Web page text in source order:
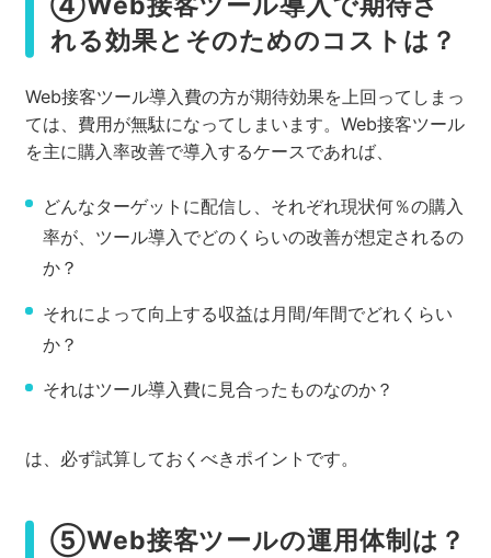
れる効果とそのためのコストは？
Web接客ツール導入費の方が期待効果を上回ってしまっ
ては、費用が無駄になってしまいます。Web接客ツール
を主に購入率改善で導入するケースであれば、
どんなターゲットに配信し、それぞれ現状何％の購入
率が、ツール導入でどのくらいの改善が想定されるの
か？
それによって向上する収益は月間/年間でどれくらい
か？
それはツール導入費に見合ったものなのか？
は、必ず試算しておくべきポイントです。
⑤Web接客ツールの運用体制は？